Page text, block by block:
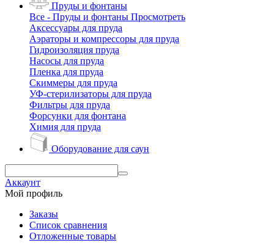
Пруды и фонтаны
Все - Пруды и фонтаны Просмотреть
Аксессуары для пруда
Аэраторы и компрессоры для пруда
Гидроизоляция пруда
Насосы для пруда
Пленка для пруда
Скиммеры для пруда
УФ-стерилизаторы для пруда
Фильтры для пруда
Форсунки для фонтана
Химия для пруда
Оборудование для саун
Аккаунт
Мой профиль
Заказы
Список сравнения
Отложенные товары